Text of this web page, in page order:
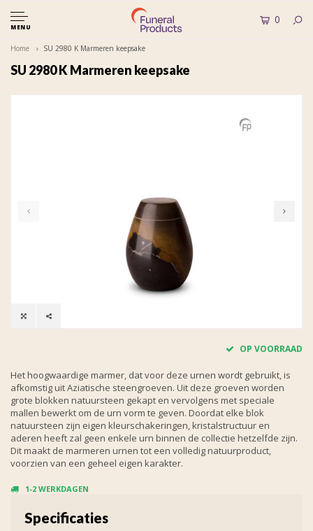
MENU
0
Home SU 2980 K Marmeren keepsake
SU 2980 K Marmeren keepsake
OP VOORRAAD
Het hoogwaardige marmer, dat voor deze urnen wordt gebruikt, is
afkomstig uit Aziatische steengroeven. Uit deze groeven worden
grote blokken natuursteen gekapt en vervolgens met speciale
mallen bewerkt om de urn vorm te geven. Doordat elke blok
natuursteen zijn eigen kleurschakeringen, kristalstructuur en
aderen heeft zal geen enkele urn binnen de collectie hetzelfde zijn.
Dit maakt de marmeren urnen tot een volledig natuurproduct,
voorzien van een geheel eigen karakter.
1-2 WERKDAGEN
Specificaties